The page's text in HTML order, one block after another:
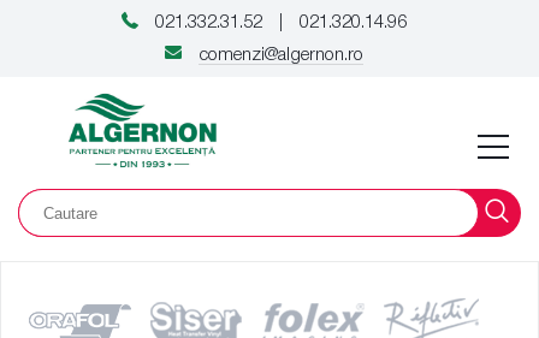
021.332.31.52
021.320.14.96
comenzi@algernon.ro